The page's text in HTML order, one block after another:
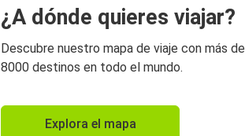
¿A dónde quieres viajar?
Descubre nuestro mapa de viaje con más de
8000 destinos en todo el mundo.
Explora el mapa